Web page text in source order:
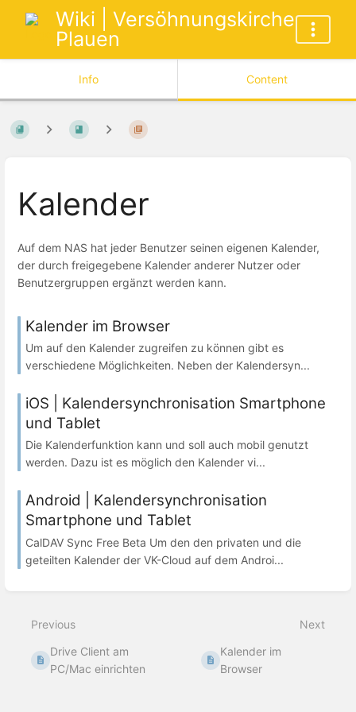
Wiki | Versöhnungskirche
Plauen
Info Content
Kalender
Auf dem NAS hat jeder Benutzer seinen eigenen Kalender,
der durch freigegebene Kalender anderer Nutzer oder
Benutzergruppen ergänzt werden kann.
Kalender im Browser
Um auf den Kalender zugreifen zu können gibt es
verschiedene Möglichkeiten. Neben der Kalendersyn...
iOS | Kalendersynchronisation Smartphone
und Tablet
Die Kalenderfunktion kann und soll auch mobil genutzt
werden. Dazu ist es möglich den Kalender vi...
Android | Kalendersynchronisation
Smartphone und Tablet
CalDAV Sync Free Beta Um den den privaten und die
geteilten Kalender der VK-Cloud auf dem Androi...
Previous
Drive Client am
PC/Mac einrichten
Next
Kalender im
Browser